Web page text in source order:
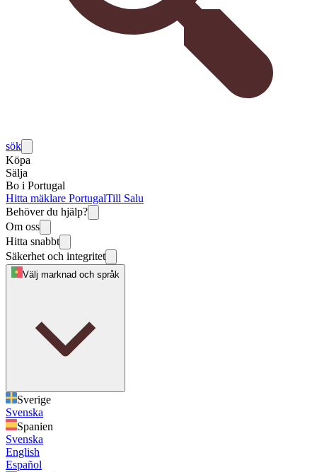
sök
Köpa
Sälja
Bo i Portugal
Hitta mäklare PortugalTill Salu
Behöver du hjälp?
Om oss
Hitta snabbt
Säkerhet och integritet
Välj marknad och språk
Sverige
Svenska
Spanien
Svenska
English
Español